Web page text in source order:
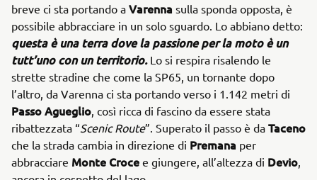
breve ci sta portando a Varenna sulla sponda opposta, è
possibile abbracciare in un solo sguardo. Lo abbiano detto:
questa è una terra dove la passione per la moto è un
tutt’uno con un territorio.Lo si respira risalendo le
strette stradine che come la SP65, un tornante dopo
l’altro, da Varenna ci sta portando verso i 1.142 metri di
Passo Agueglio, così ricca di fascino da essere stata
ribattezzata “Scenic Route”. Superato il passo è da Taceno
che la strada cambia in direzione di Premana per
abbracciare Monte Croce e giungere, all’altezza di Devio,